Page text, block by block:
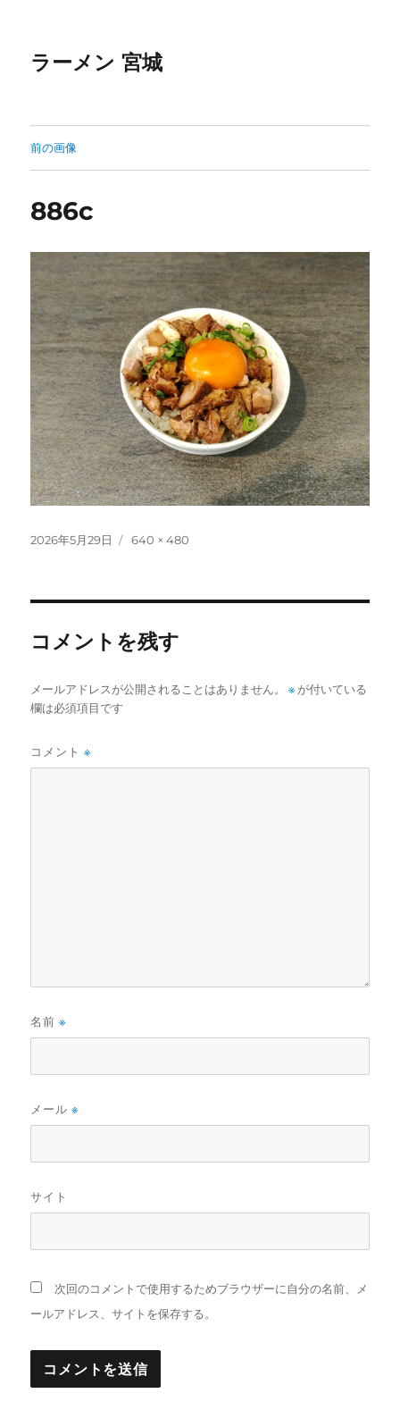
ラーメン 宮城
前の画像
886c
投
2026年5月29日
フ
640 × 480
コメントを残す
メールアドレスが公開されることはありません。 ※ が付いている
欄は必須項目です
コメント※
名前※
メール※
サイト
次回のコメントで使用するためブラウザーに自分の名前、メ
ールアドレス、サイトを保存する。